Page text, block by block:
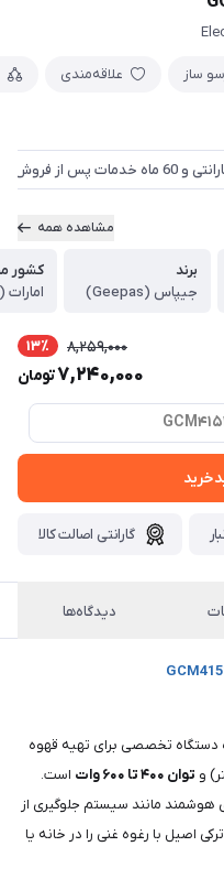
ساز علاقه‌مندی
مشاهده همه
برند
جیپاس (Geepas)
کشور
8,259,000 13٪
7,240,000تومان
گارانتی اصالت کالا
دیدگاه‌ها
تخصصی برای تهیه قهوه
توان ۴۰۰ تا ۶۰۰ وات
است.
هوشمند مانند سیستم جلوگیری از
اصیل با رغوه غنی را در خانه یا